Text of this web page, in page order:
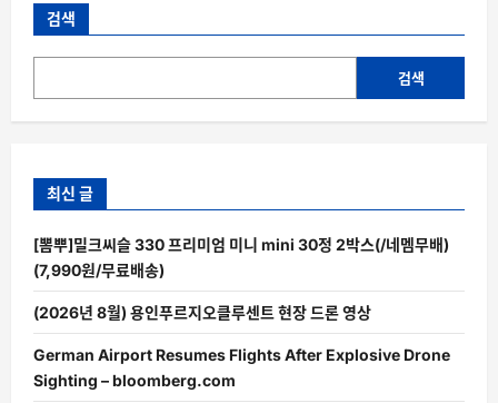
검색
검색
최신 글
[뽐뿌]밀크씨슬 330 프리미엄 미니 mini 30정 2박스(/네멤무배)
(7,990원/무료배송)
(2026년 8월) 용인푸르지오클루센트 현장 드론 영상
German Airport Resumes Flights After Explosive Drone
Sighting – bloomberg.com